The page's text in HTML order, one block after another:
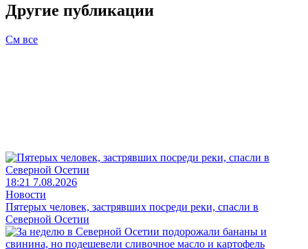
Другие публикации
См все
18:21 7.08.2026
Новости
Пятерых человек, застрявших посреди реки, спасли в
Северной Осетии